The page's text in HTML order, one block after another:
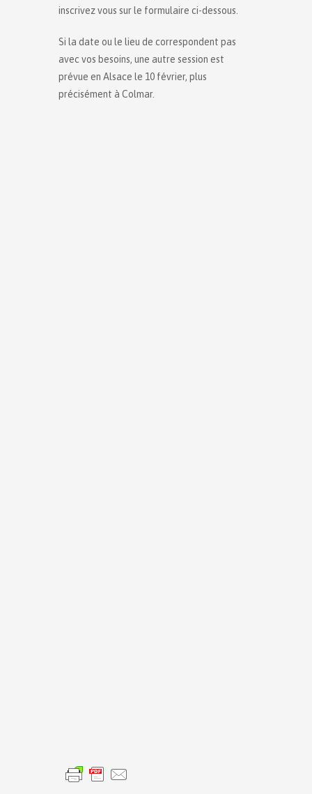
inscrivez vous sur le formulaire ci-dessous.
Si la date ou le lieu de correspondent pas
avec vos besoins, une autre session est
prévue en Alsace le 10 février, plus
précisément à Colmar.